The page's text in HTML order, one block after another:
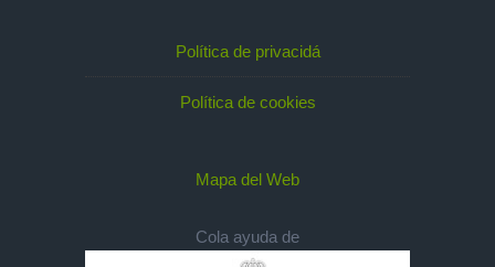
Política de privacidá
Política de cookies
Mapa del Web
Cola ayuda de